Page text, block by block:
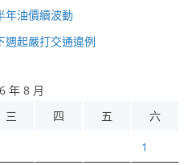
年油價續波動
週起嚴打交通違例
年 8 月
三 四 五 六
1